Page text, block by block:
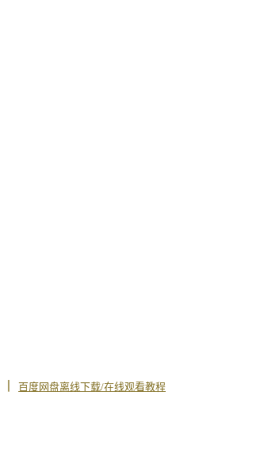
百度网盘离线下载/在线观看教程